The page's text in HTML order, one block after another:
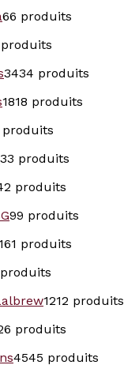
66 produits
3434 produits
1818 produits
produits
33 produits
produits
99 produits
61 produits
1212 produits
produits
4545 produits